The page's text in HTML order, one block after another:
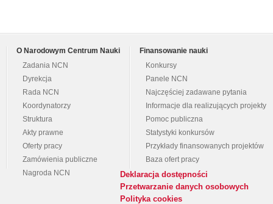
O Narodowym Centrum Nauki
Zadania NCN
Dyrekcja
Rada NCN
Koordynatorzy
Struktura
Akty prawne
Oferty pracy
Zamówienia publiczne
Nagroda NCN
Finansowanie nauki
Konkursy
Panele NCN
Najczęściej zadawane pytania
Informacje dla realizujących projekty
Pomoc publiczna
Statystyki konkursów
Przykłady finansowanych projektów
Baza ofert pracy
Deklaracja dostępności
Przetwarzanie danych osobowych
Polityka cookies